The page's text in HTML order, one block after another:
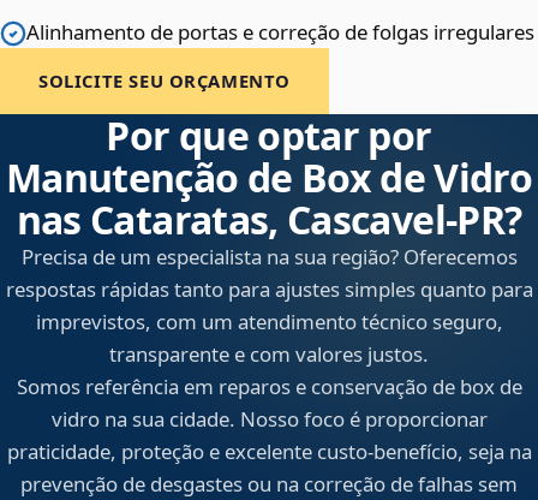
Alinhamento de portas e correção de folgas irregulares
SOLICITE SEU ORÇAMENTO
Por que optar por
Manutenção de Box de Vidro
nas Cataratas, Cascavel‑PR?
Precisa de um especialista na sua região? Oferecemos
respostas rápidas tanto para ajustes simples quanto para
imprevistos, com um atendimento técnico seguro,
transparente e com valores justos.
Somos referência em reparos e conservação de box de
vidro na sua cidade. Nosso foco é proporcionar
praticidade, proteção e excelente custo-benefício, seja na
prevenção de desgastes ou na correção de falhas sem